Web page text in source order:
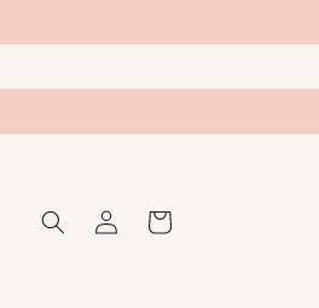
sesión
Carrito